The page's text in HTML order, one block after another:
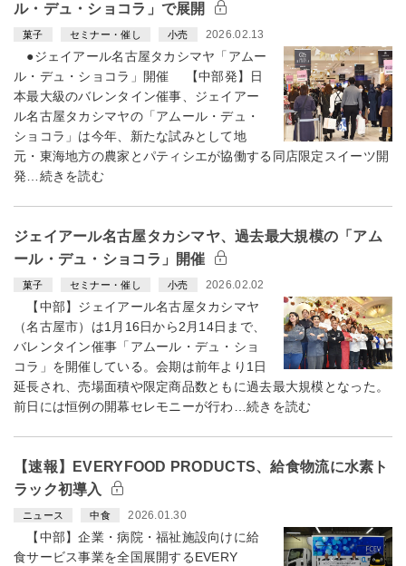
ル・デュ・ショコラ」で展開
菓子 セミナー・催し 小売 2026.02.13
●ジェイアール名古屋タカシマヤ「アムー
ル・デュ・ショコラ」開催 【中部発】日
本最大級のバレンタイン催事、ジェイアー
ル名古屋タカシマヤの「アムール・デュ・
ショコラ」は今年、新たな試みとして地
元・東海地方の農家とパティシエが協働する同店限定スイーツ開
発…続きを読む
ジェイアール名古屋タカシマヤ、過去最大規模の「アム
ール・デュ・ショコラ」開催
菓子 セミナー・催し 小売 2026.02.02
【中部】ジェイアール名古屋タカシマヤ
（名古屋市）は1月16日から2月14日まで、
バレンタイン催事「アムール・デュ・ショ
コラ」を開催している。会期は前年より1日
延長され、売場面積や限定商品数ともに過去最大規模となった。
前日には恒例の開幕セレモニーが行わ…続きを読む
【速報】EVERYFOOD PRODUCTS、給食物流に水素ト
ラック初導入
ニュース 中食 2026.01.30
【中部】企業・病院・福祉施設向けに給
食サービス事業を全国展開するEVERY